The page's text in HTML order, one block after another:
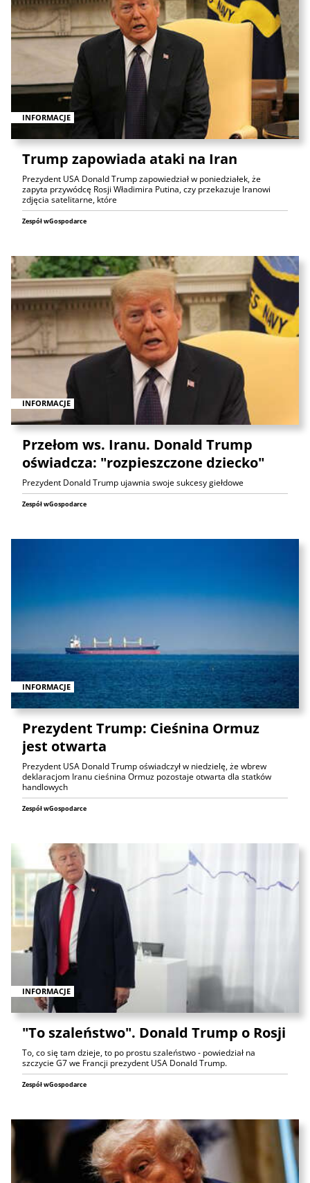
INFORMACJE
Trump zapowiada ataki na Iran
Prezydent USA Donald Trump zapowiedział w poniedziałek, że
zapyta przywódcę Rosji Władimira Putina, czy przekazuje Iranowi
zdjęcia satelitarne, które
Zespół wGospodarce
INFORMACJE
Przełom ws. Iranu. Donald Trump
oświadcza: "rozpieszczone dziecko"
Prezydent Donald Trump ujawnia swoje sukcesy giełdowe
Zespół wGospodarce
INFORMACJE
Prezydent Trump: Cieśnina Ormuz
jest otwarta
Prezydent USA Donald Trump oświadczył w niedzielę, że wbrew
deklaracjom Iranu cieśnina Ormuz pozostaje otwarta dla statków
handlowych
Zespół wGospodarce
INFORMACJE
"To szaleństwo". Donald Trump o Rosji
To, co się tam dzieje, to po prostu szaleństwo - powiedział na
szczycie G7 we Francji prezydent USA Donald Trump.
Zespół wGospodarce